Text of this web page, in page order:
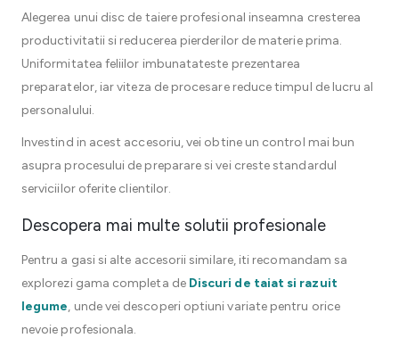
Alegerea unui disc de taiere profesional inseamna cresterea
productivitatii si reducerea pierderilor de materie prima.
Uniformitatea feliilor imbunatateste prezentarea
preparatelor, iar viteza de procesare reduce timpul de lucru al
personalului.
Investind in acest accesoriu, vei obtine un control mai bun
asupra procesului de preparare si vei creste standardul
serviciilor oferite clientilor.
Descopera mai multe solutii profesionale
Pentru a gasi si alte accesorii similare, iti recomandam sa
explorezi gama completa de Discuri de taiat si razuit
legume, unde vei descoperi optiuni variate pentru orice
nevoie profesionala.